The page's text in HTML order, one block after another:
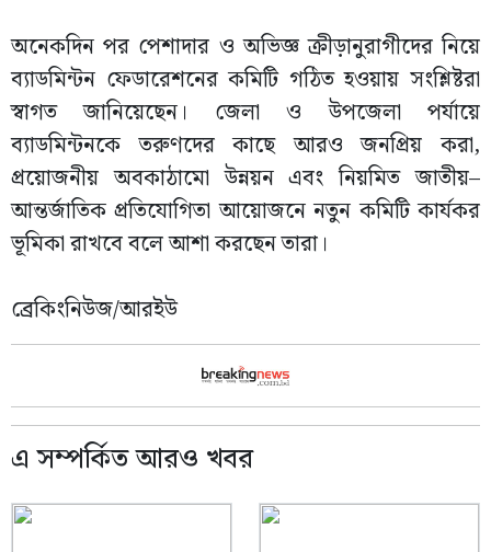
অনেকদিন পর পেশাদার ও অভিজ্ঞ ক্রীড়ানুরাগীদের নিয়ে
ব্যাডমিন্টন ফেডারেশনের কমিটি গঠিত হওয়ায় সংশ্লিষ্টরা
স্বাগত জানিয়েছেন। জেলা ও উপজেলা পর্যায়ে
ব্যাডমিন্টনকে তরুণদের কাছে আরও জনপ্রিয় করা,
প্রয়োজনীয় অবকাঠামো উন্নয়ন এবং নিয়মিত জাতীয়–
আন্তর্জাতিক প্রতিযোগিতা আয়োজনে নতুন কমিটি কার্যকর
ভূমিকা রাখবে বলে আশা করছেন তারা।
ব্রেকিংনিউজ/আরইউ
এ সম্পর্কিত আরও খবর